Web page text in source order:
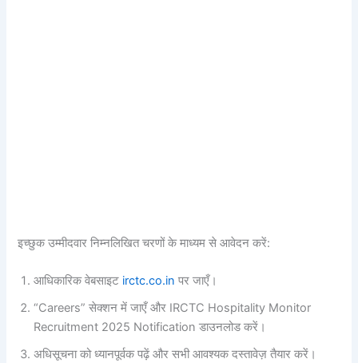
इच्छुक उम्मीदवार निम्नलिखित चरणों के माध्यम से आवेदन करें:
आधिकारिक वेबसाइट irctc.co.in पर जाएँ।
“Careers” सेक्शन में जाएँ और IRCTC Hospitality Monitor
Recruitment 2025 Notification डाउनलोड करें।
अधिसूचना को ध्यानपूर्वक पढ़ें और सभी आवश्यक दस्तावेज़ तैयार करें।